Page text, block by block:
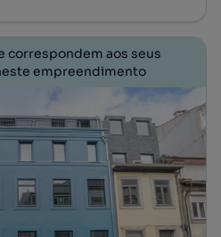
correspondem aos seus
empreendimento